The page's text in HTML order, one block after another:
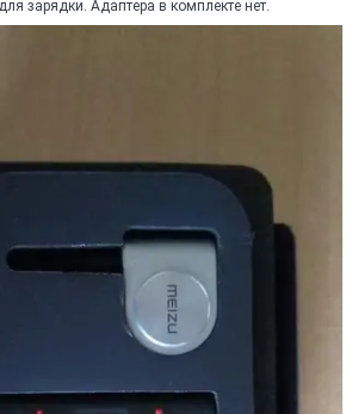
зарядки. Адаптера в комплекте нет.